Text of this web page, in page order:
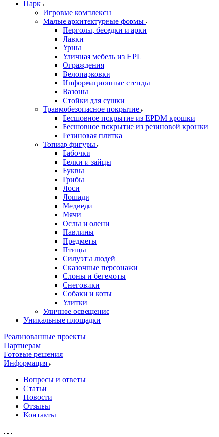
Парк
Игровые комплексы
Малые архитектурные формы
Перголы, беседки и арки
Лавки
Урны
Уличная мебель из HPL
Ограждения
Велопарковки
Информационные стенды
Вазоны
Стойки для сушки
Травмобезопасное покрытие
Бесшовное покрытие из EPDM крошки
Бесшовное покрытие из резиновой крошки
Резиновая плитка
Топиар фигуры
Бабочки
Белки и зайцы
Буквы
Грибы
Лоси
Лошади
Медведи
Мячи
Ослы и олени
Павлины
Предметы
Птицы
Силуэты людей
Сказочные персонажи
Слоны и бегемоты
Снеговики
Собаки и коты
Улитки
Уличное освещение
Уникальные площадки
Реализованные проекты
Партнерам
Готовые решения
Информация
Вопросы и ответы
Статьи
Новости
Отзывы
Контакты